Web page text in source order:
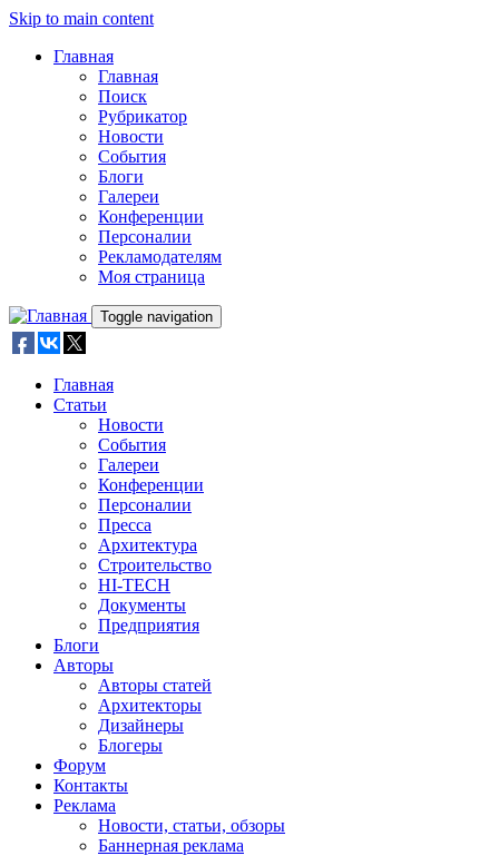
Skip to main content
Главная
Главная
Поиск
Рубрикатор
Новости
События
Блоги
Галереи
Конференции
Персоналии
Рекламодателям
Моя страница
Toggle navigation
Главная
Статьи
Новости
События
Галереи
Конференции
Персоналии
Пресса
Архитектура
Строительство
HI-TECH
Документы
Предприятия
Блоги
Авторы
Авторы статей
Архитекторы
Дизайнеры
Блогеры
Форум
Контакты
Реклама
Новости, статьи, обзоры
Баннерная реклама